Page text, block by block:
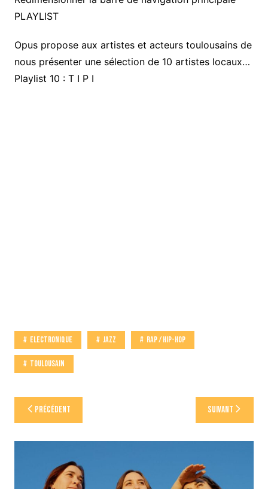
PLAYLIST
Opus propose aux artistes et acteurs toulousains de
nous présenter une sélection de 10 artistes locaux…
Playlist 10 : T I P I
Electronique Jazz Rap / Hip-Hop
Toulousain
Navigation
de
l’article
Précédent Suivant